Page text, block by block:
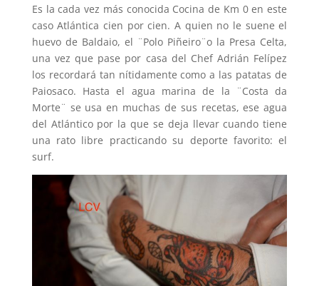
Es la cada vez más conocida Cocina de Km 0 en este
caso Atlántica cien por cien. A quien no le suene el
huevo de Baldaio, el ¨Polo Piñeiro¨o la Presa Celta,
una vez que pase por casa del Chef Adrián Felípez
los recordará tan nítidamente como a las patatas de
Paiosaco. Hasta el agua marina de la ¨Costa da
Morte¨ se usa en muchas de sus recetas, ese agua
del Atlántico por la que se deja llevar cuando tiene
una rato libre practicando su deporte favorito: el
surf.